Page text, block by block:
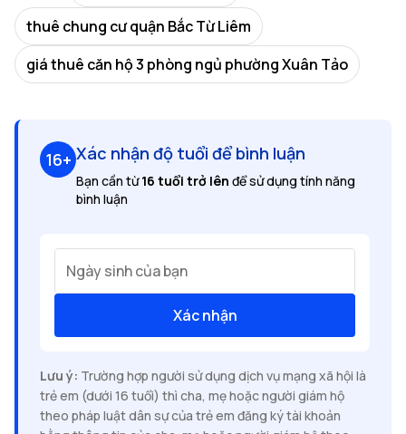
thuê chung cư quận Bắc Từ Liêm
giá thuê căn hộ 3 phòng ngủ phường Xuân Tảo
16+ Xác nhận độ tuổi để bình luận
Bạn cần từ16 tuổi trở lên để sử dụng tính năng
bình luận
Ngày sinh của bạn
Xác nhận
Lưu ý: Trường hợp người sử dụng dịch vụ mạng xã hội là
trẻ em (dưới 16 tuổi) thì cha, mẹ hoặc người giám hộ
theo pháp luật dân sự của trẻ em đăng ký tài khoản